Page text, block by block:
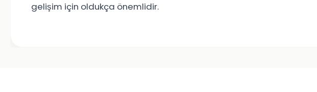
gelişim için oldukça önemlidir.